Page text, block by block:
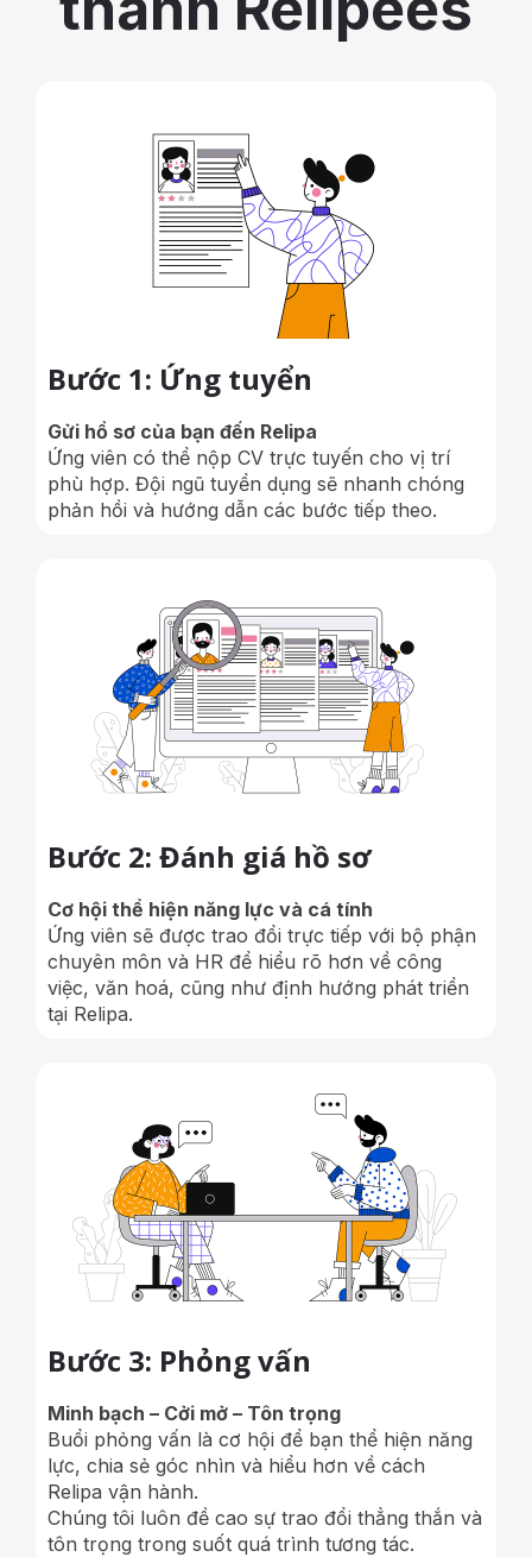
Bước 1: Ứng tuyển
Gửi hồ sơ của bạn đến Relipa
Ứng viên có thể nộp CV trực tuyến cho vị trí
phù hợp. Đội ngũ tuyển dụng sẽ nhanh chóng
phản hồi và hướng dẫn các bước tiếp theo.
Bước 2: Đánh giá hồ sơ
Cơ hội thể hiện năng lực và cá tính
Ứng viên sẽ được trao đổi trực tiếp với bộ phận
chuyên môn và HR để hiểu rõ hơn về công
việc, văn hoá, cũng như định hướng phát triển
tại Relipa.
Bước 3: Phỏng vấn
Minh bạch – Cởi mở – Tôn trọng
Buổi phỏng vấn là cơ hội để bạn thể hiện năng
lực, chia sẻ góc nhìn và hiểu hơn về cách
Relipa vận hành.
Chúng tôi luôn đề cao sự trao đổi thẳng thắn và
tôn trọng trong suốt quá trình tương tác.